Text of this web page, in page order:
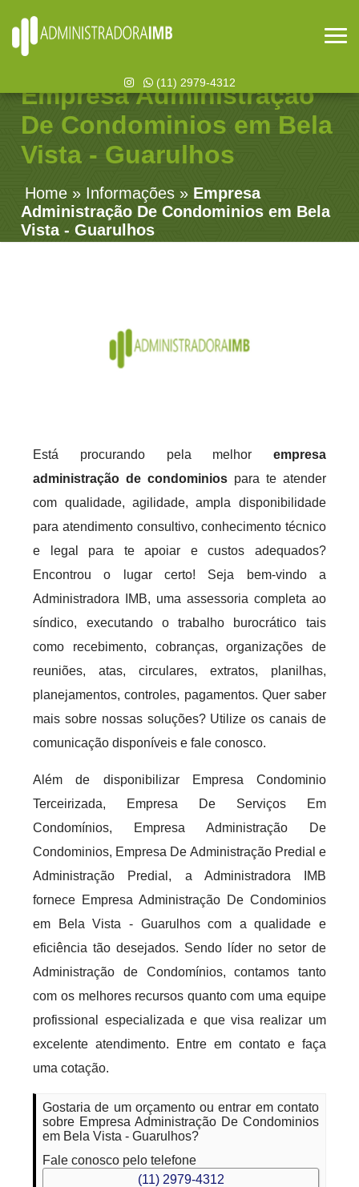
(11) 2979-4312
Empresa Administração
De Condominios em Bela
Vista - Guarulhos
Home » Informações » Empresa
Administração De Condominios em Bela
Vista - Guarulhos
Está procurando pela melhor empresa
administração de condominios para te atender
com qualidade, agilidade, ampla disponibilidade
para atendimento consultivo, conhecimento técnico
e legal para te apoiar e custos adequados?
Encontrou o lugar certo! Seja bem-vindo a
Administradora IMB, uma assessoria completa ao
síndico, executando o trabalho burocrático tais
como recebimento, cobranças, organizações de
reuniões, atas, circulares, extratos, planilhas,
planejamentos, controles, pagamentos. Quer saber
mais sobre nossas soluções? Utilize os canais de
comunicação disponíveis e fale conosco.
Além de disponibilizar Empresa Condominio
Terceirizada, Empresa De Serviços Em
Condomínios, Empresa Administração De
Condominios, Empresa De Administração Predial e
Administração Predial, a Administradora IMB
fornece Empresa Administração De Condominios
em Bela Vista - Guarulhos com a qualidade e
eficiência tão desejados. Sendo líder no setor de
Administração de Condomínios, contamos tanto
com os melhores recursos quanto com uma equipe
profissional especializada e que visa realizar um
excelente atendimento. Entre em contato e faça
uma cotação.
Gostaria de um orçamento ou entrar em contato
sobre Empresa Administração De Condominios
em Bela Vista - Guarulhos?
Fale conosco pelo telefone
(11) 2979-4312